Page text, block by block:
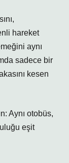
hareket
aynı
sadece bir
kesen
Aynı otobüs,
eşit